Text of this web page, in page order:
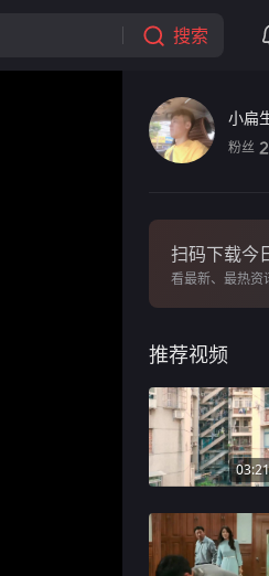
搜索
小扁
粉丝
扫码下载今
看最新、最热资
推荐视频
03:21